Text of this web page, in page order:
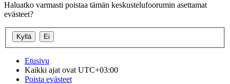
Haluatko varmasti poistaa tämän keskustelufoorumin asettamat
evästeet?
Etusivu
Kaikki ajat ovat UTC+03:00
Poista evästeet